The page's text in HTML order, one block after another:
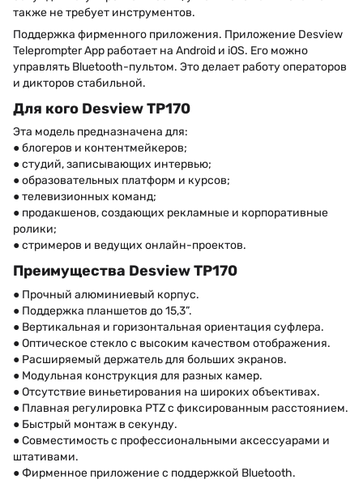
также не требует инструментов.
Поддержка фирменного приложения. Приложение Desview
Teleprompter App работает на Android и iOS. Его можно
управлять Bluetooth-пультом. Это делает работу операторов
и дикторов стабильной.
Для кого Desview TP170
Эта модель предназначена для:
● блогеров и контентмейкеров;
● студий, записывающих интервью;
● образовательных платформ и курсов;
● телевизионных команд;
● продакшенов, создающих рекламные и корпоративные
ролики;
● стримеров и ведущих онлайн-проектов.
Преимущества Desview TP170
● Прочный алюминиевый корпус.
● Поддержка планшетов до 15,3”.
● Вертикальная и горизонтальная ориентация суфлера.
● Оптическое стекло с высоким качеством отображения.
● Расширяемый держатель для больших экранов.
● Модульная конструкция для разных камер.
● Отсутствие виньетирования на широких объективах.
● Плавная регулировка PTZ с фиксированным расстоянием.
● Быстрый монтаж в секунду.
● Совместимость с профессиональными аксессуарами и
штативами.
● Фирменное приложение с поддержкой Bluetooth.